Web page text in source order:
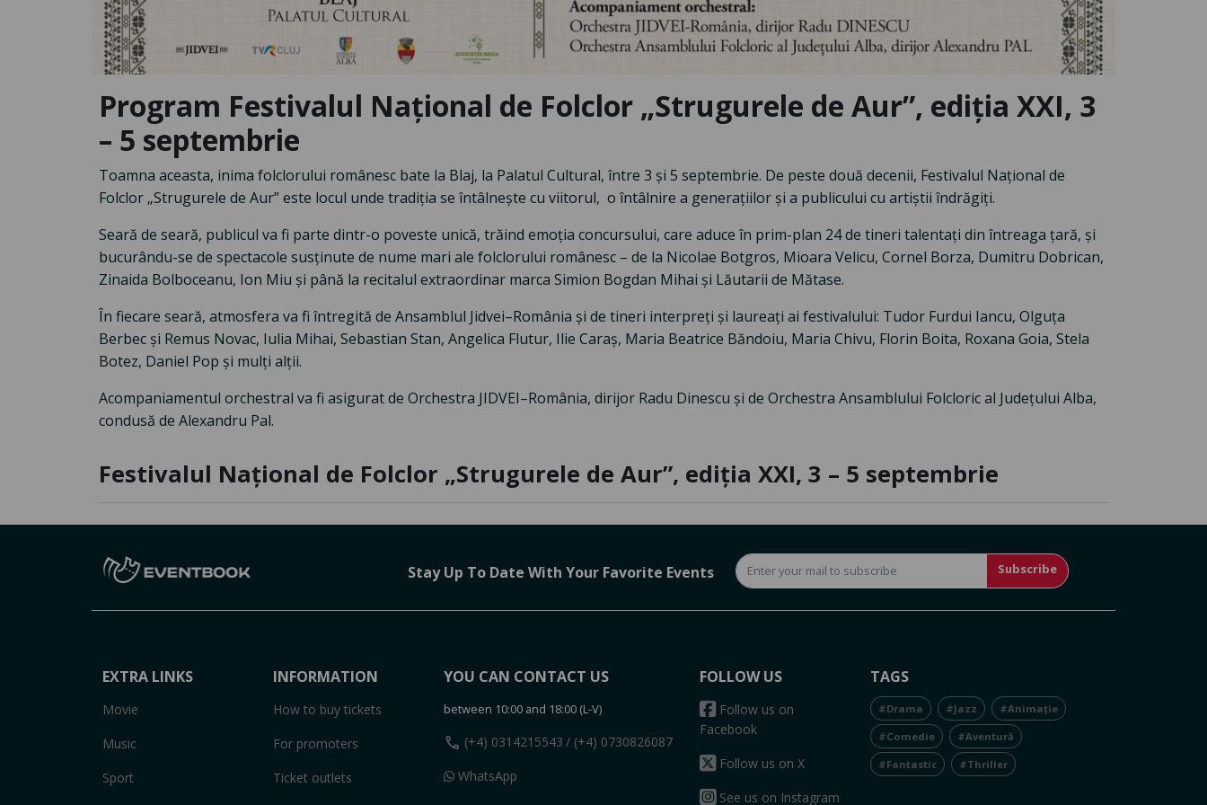
Program Festivalul Național de Folclor „Strugurele de Aur”, ediția XXI, 3
– 5 septembrie
Toamna aceasta, inima folclorului românesc bate la Blaj, la Palatul Cultural, între 3 și 5 septembrie. De peste două decenii, Festivalul Național de
Folclor „Strugurele de Aur” este locul unde tradiția se întâlnește cu viitorul, o întâlnire a generațiilor și a publicului cu artiștii îndrăgiți.
Seară de seară, publicul va fi parte dintr-o poveste unică, trăind emoția concursului, care aduce în prim-plan 24 de tineri talentați din întreaga țară, și
bucurându-se de spectacole susținute de nume mari ale folclorului românesc – de la Nicolae Botgros, Mioara Velicu, Cornel Borza, Dumitru Dobrican,
Zinaida Bolboceanu, Ion Miu și până la recitalul extraordinar marca Simion Bogdan Mihai și Lăutarii de Mătase.
În fiecare seară, atmosfera va fi întregită de Ansamblul Jidvei–România și de tineri interpreți și laureați ai festivalului: Tudor Furdui Iancu, Olguța
Berbec și Remus Novac, Iulia Mihai, Sebastian Stan, Angelica Flutur, Ilie Caraș, Maria Beatrice Băndoiu, Maria Chivu, Florin Boita, Roxana Goia, Stela
Botez, Daniel Pop și mulți alții.
Acompaniamentul orchestral va fi asigurat de Orchestra JIDVEI–România, dirijor Radu Dinescu și de Orchestra Ansamblului Folcloric al Județului Alba,
condusă de Alexandru Pal.
Festivalul Național de Folclor „Strugurele de Aur”, ediția XXI, 3 – 5 septembrie
Stay Up To Date With Your Favorite Events Subscribe
EXTRA LINKS
Movie
Music
Sport
INFORMATION
How to buy tickets
For promoters
Ticket outlets
YOU CAN CONTACT US
between 10:00 and 18:00 (L-V)
call (+4) 0314215543 / (+4) 0730826087
WhatsApp
FOLLOW US
Follow us on
Facebook
Follow us on X
See us on Instagram
TAGS
#Drama #Jazz #Animație
#Comedie #Aventură
#Fantastic #Thriller